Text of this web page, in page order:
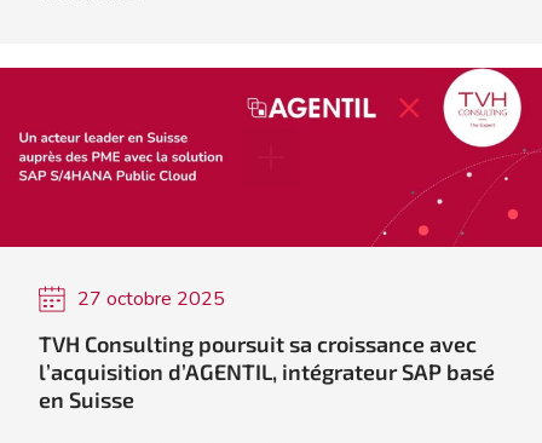
27 octobre 2025
TVH Consulting poursuit sa croissance avec
l’acquisition d’AGENTIL, intégrateur SAP basé
en Suisse